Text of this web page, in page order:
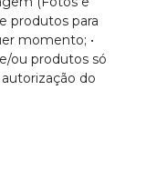
produtos para
momento; •
ou produtos só
do